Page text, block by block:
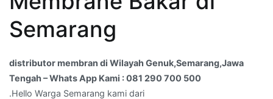
–
App
Kami
:
Semarang
distributor membran di Wilayah Genuk,Semarang,Jawa
Tengah – Whats App Kami : 081 290 700 500
.Hello Warga Semarang kami dari